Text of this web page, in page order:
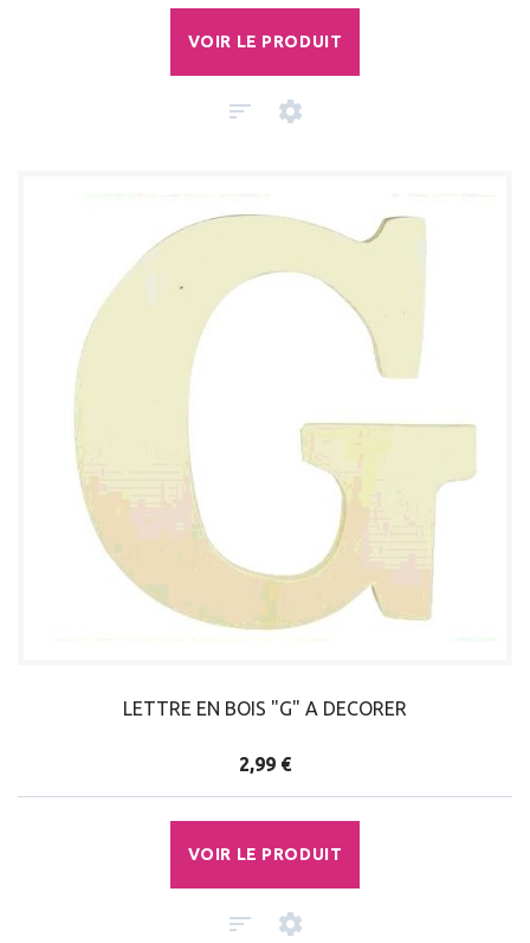
VOIR LE PRODUIT
LETTRE EN BOIS "G" A DECORER
2,99 €
VOIR LE PRODUIT